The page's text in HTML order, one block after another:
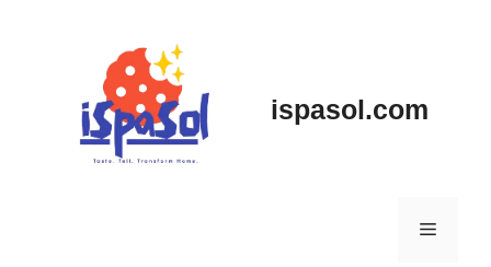
ispasol.com
Menu